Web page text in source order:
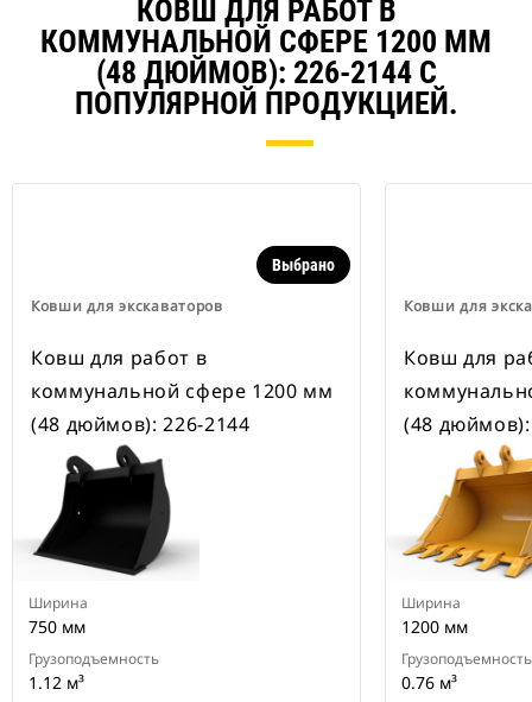
рассчитанные на ширину для
рытья траншей.
В навесном оборудовании,
совместимом со специальным
устройством для быстрой смены
навесного оборудования CW,
закрепленные быстроразъемные
быстрой смены навесного
оборудования CW оснащены
клиновидным замком для
В наличии имеются
специальные устройства для
быстрой смены навесного
КОВШ ДЛЯ РАБОТ В
КОММУНАЛЬНОЙ СФЕРЕ 1200 ММ
(48 ДЮЙМОВ): 226-2144 С
ПОПУЛЯРНОЙ ПРОДУКЦИЕЙ.
Ковши для экскаваторов
Выбрано
Ковш для работ в
коммунальной сфере 1200 мм
(48 дюймов): 226-2144
Ширина
750 мм
Грузоподъемность
1.12 м³
Ковши для
Ковш для
(48
Ширина
1200 мм
Грузоподъемность
0.76 м³